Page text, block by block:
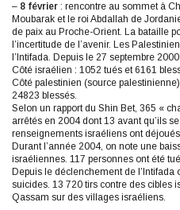
– 8 février : rencontre au sommet à
Moubarak et le roi Abdallah de
de paix au Proche-Orient. La bataille
l’incertitude de l’avenir. Les
l’Intifada. Depuis le 27 septembre
Côté israélien : 1052 tués et 6161
Côté palestinien (source
24823 blessés.
Selon un rapport du Shin Bet, 365 «
arrêtés en 2004 dont 13 avant qu’ils
renseignements israéliens ont
Durant l’année 2004, on note une
israéliennes. 117 personnes ont été
Depuis le déclenchement de
suicides. 13 720 tirs contre des cibles
Qassam sur des villages israéliens.